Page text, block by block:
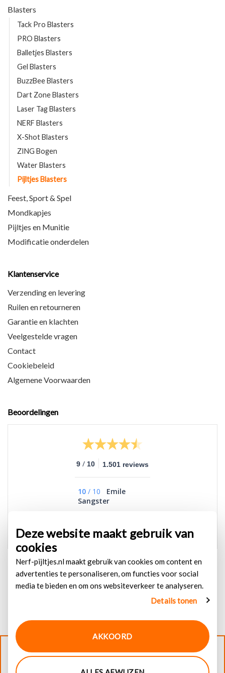
Deze website maakt gebruik van
cookies
Nerf-pijltjes.nl maakt gebruik van cookies om content en
advertenties te personaliseren, om functies voor social
media te bieden en om ons websiteverkeer te analyseren.
Details tonen
AKKOORD
Blasters
Tack Pro Blasters
PRO Blasters
Balletjes Blasters
Gel Blasters
BuzzBee Blasters
Dart Zone Blasters
Laser Tag Blasters
NERF Blasters
X-Shot Blasters
ZING Bogen
Water Blasters
Pijltjes Blasters
Feest, Sport & Spel
Mondkapjes
Pijltjes en Munitie
Modificatie onderdelen
Klantenservice
Verzending en levering
Ruilen en retourneren
Garantie en klachten
Veelgestelde vragen
Contact
Cookiebeleid
Algemene Voorwaarden
Beoordelingen
9 / 10 1.501 reviews
10 / 10
Emile
Sangster
© 2026Nerf-pijltjes.nl. Alle rechten voorbehouden